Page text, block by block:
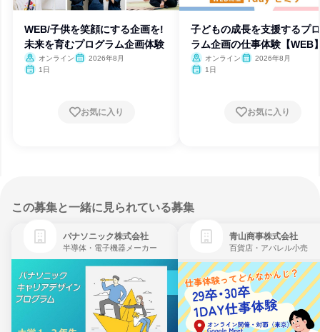
WEB/子供を笑顔にする企画を!
未来を育むプログラム企画体験
オンライン
2026年8月
1日
お気に入り
子どもの成長を支援するプ
ラム企画の仕事体験【WEB
オンライン
2026年8月
1日
お気に入り
この募集と一緒に見られている募集
パナソニック株式会社
半導体・電子機器メーカー
青山商事株式会社
百貨店・アパレル小売